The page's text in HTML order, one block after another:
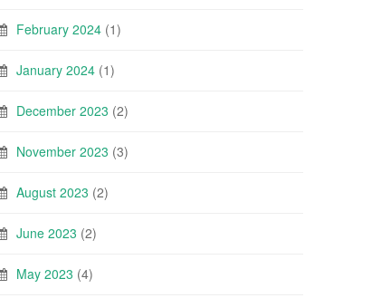
February 2024 (1)
January 2024 (1)
December 2023 (2)
November 2023 (3)
August 2023 (2)
June 2023 (2)
May 2023 (4)